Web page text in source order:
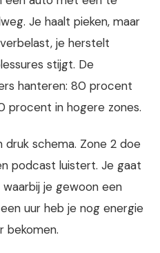
Je haalt pieken, maar
je herstelt
stijgt. De
hanteren: 80 procent
procent in hogere zones.
schema. Zone 2 doe
podcast luistert. Je gaat
je gewoon een
uur heb je nog energie
bekomen.